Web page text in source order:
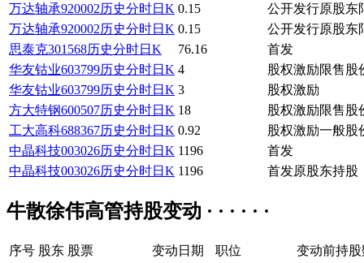
万达轴承920002历史分时日K 0.15
公开发行原股东
万达轴承920002历史分时日K 0.15
公开发行原股东
思泰克301568历史分时日K 76.16
首发
华友钴业603799历史分时日K 4
股权激励限售股
华友钴业603799历史分时日K 3
股权激励
方大特钢600507历史分时日K 18
股权激励限售股
工大高科688367历史分时日K 0.92
股权激励一般股
中晶科技003026历史分时日K 1196
首发
中晶科技003026历史分时日K 1196 首发原股东持股
牛散徐伟高管持股变动 · · · · · ·
序号 股东 股票 变动日期 职位
变动前持股